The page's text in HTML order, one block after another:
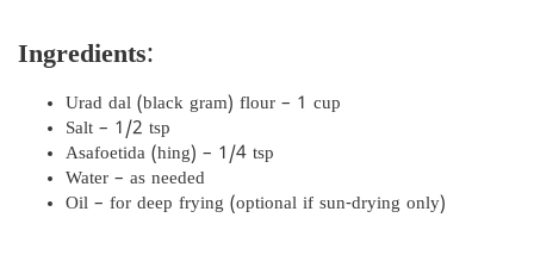
Ingredients:
Urad dal (black gram) flour – 1 cup
Salt – 1/2 tsp
Asafoetida (hing) – 1/4 tsp
Water – as needed
Oil – for deep frying (optional if sun-drying only)